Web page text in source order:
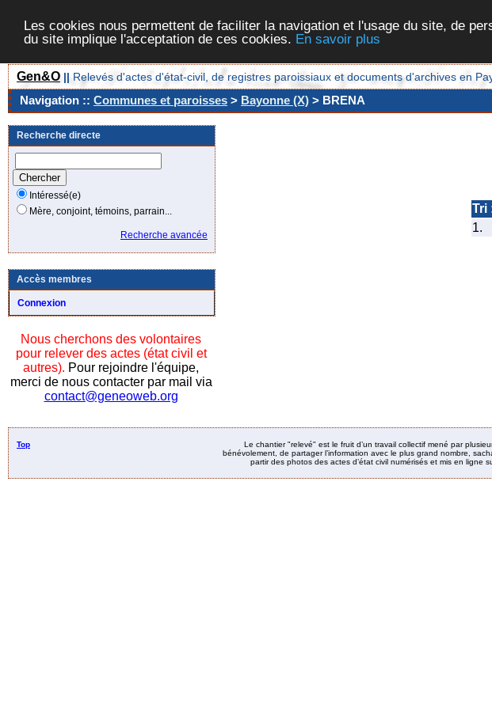
Les cookies nous permettent de faciliter la navigation et l'usage du site, de
du site implique l'acceptation de ces cookies. En savoir plus
Gen&O || Relevés d'actes d'état-civil, de registres paroissiaux et documents d'archives en
Navigation :: Communes et paroisses > Bayonne (X) > BRENA
Recherche directe
Intéressé(e)
Mère, conjoint, témoins, parrain...
Recherche avancée
Accès membres
Connexion
Nous cherchons des volontaires
pour relever des actes (état civil et
autres). Pour rejoindre l'équipe,
merci de nous contacter par mail via
contact@geneoweb.org
Tri
1.
Top
Le chantier "relevé" est le fruit d’un travail collectif mené par
bénévolement, de partager l’information avec le plus grand nombre,
partir des photos des actes d’état civil numérisés et mis en ligne